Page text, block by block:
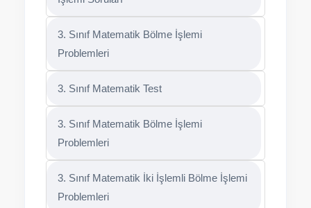
3. Sınıf Matematik Bölme İşlemi
Problemleri
3. Sınıf Matematik Test
3. Sınıf Matematik Bölme İşlemi
Problemleri
3. Sınıf Matematik İki İşlemli Bölme İşlemi
Problemleri